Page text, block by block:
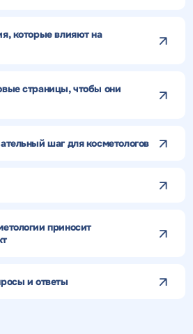
которые влияют на
страницы, чтобы они
шаг для косметологов
приносит
и ответы